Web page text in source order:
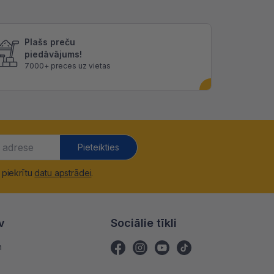
Plašs preču
piedāvājums!
7000+ preces uz vietas
Pieteikties
piekrītu datu apstrādei.
Sociālie tīkli